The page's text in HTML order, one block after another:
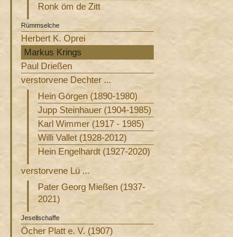
Ronk öm de Zitt
Rümmselche
Herbert K. Oprei
Markus Krings
Paul Drießen
verstorvene Dechter ...
Hein Görgen (1890-1980)
Jupp Steinhauer (1904-1985)
Karl Wimmer (1917 - 1985)
Willi Vallet (1928-2012)
Hein Engelhardt (1927-2020)
verstorvene Lü ...
Pater Georg Mießen (1937-
2021)
Jesellschaffe
Öcher Platt e. V. (1907)